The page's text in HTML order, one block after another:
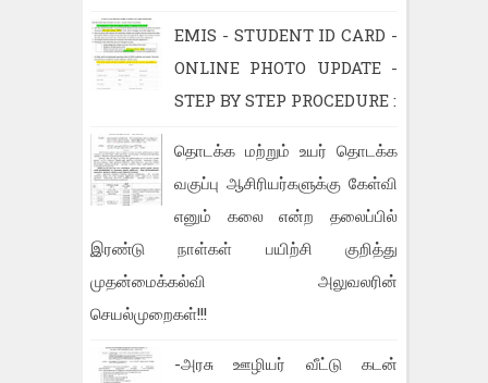
EMIS - STUDENT ID CARD -
ONLINE PHOTO UPDATE -
STEP BY STEP PROCEDURE :
தொடக்க மற்றும் உயர் தொடக்க
வகுப்பு ஆசிரியர்களுக்கு கேள்வி
எனும் கலை என்ற தலைப்பில்
இரண்டு நாள்கள் பயிற்சி குறித்து
முதன்மைக்கல்வி அலுவலரின்
செயல்முறைகள்!!!
-அரசு ஊழியர் வீட்டு கடன்